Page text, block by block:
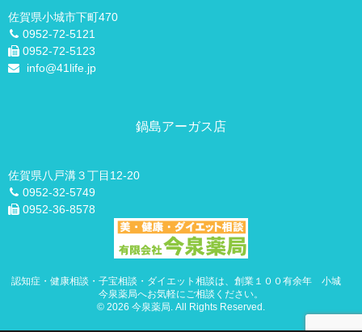
美容相談
佐賀県小城市下町470
0952-72-5121
0952-72-5123
info@41life.jp
鍋島アーガス店
佐賀県八戸溝３丁目12-20
0952-32-5749
0952-36-8578
認知症・健康相談・子宝相談・ダイエット相談は、創業１００有余年 小城
今泉薬局へお気軽にご相談ください。
© 2026 今泉薬局. All Rights Reserved.